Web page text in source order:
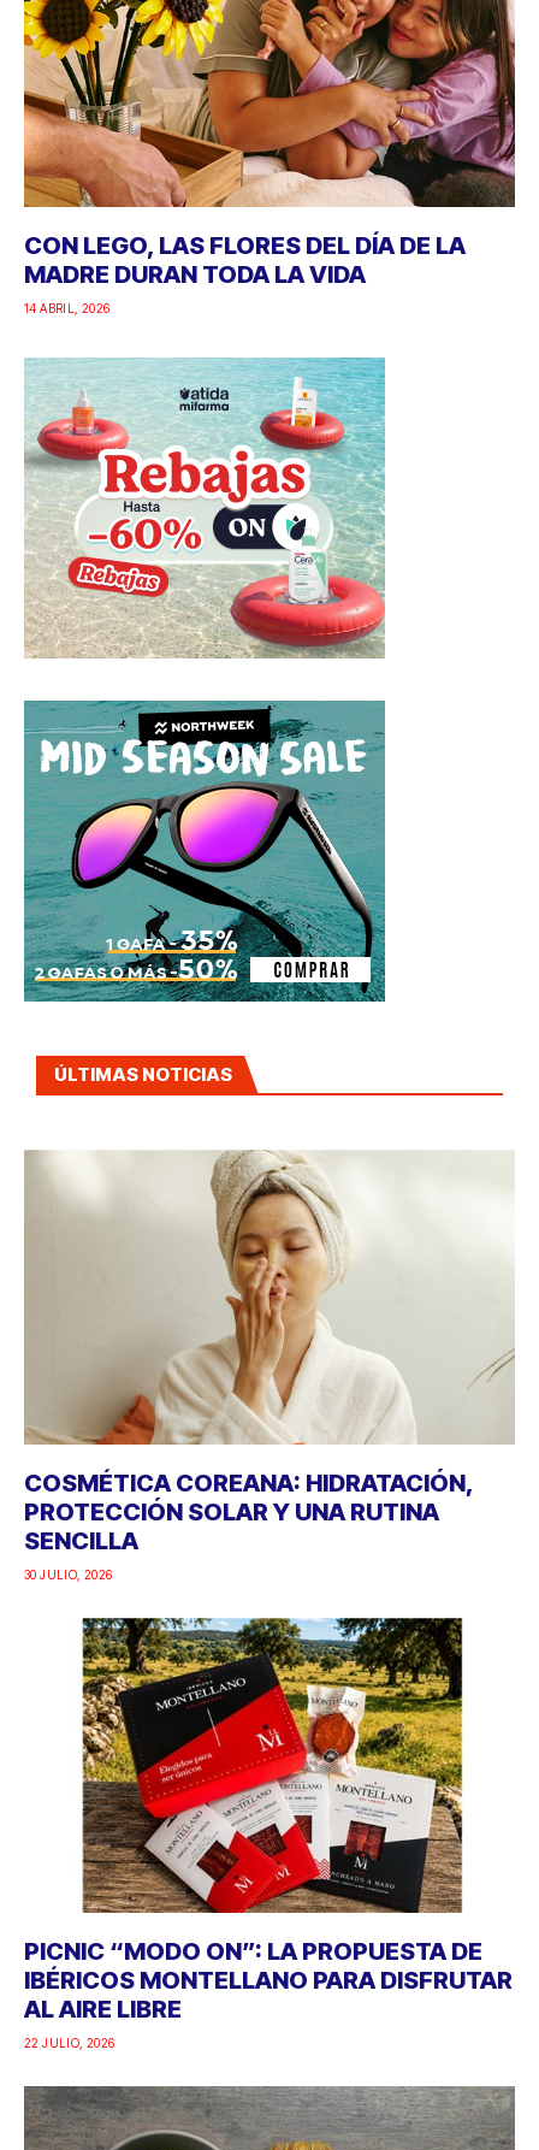
CON LEGO, LAS FLORES DEL DÍA DE LA
MADRE DURAN TODA LA VIDA
14 ABRIL, 2026
ÚLTIMAS NOTICIAS
COSMÉTICA COREANA: HIDRATACIÓN,
PROTECCIÓN SOLAR Y UNA RUTINA
SENCILLA
30 JULIO, 2026
PICNIC “MODO ON”: LA PROPUESTA DE
IBÉRICOS MONTELLANO PARA DISFRUTAR
AL AIRE LIBRE
22 JULIO, 2026